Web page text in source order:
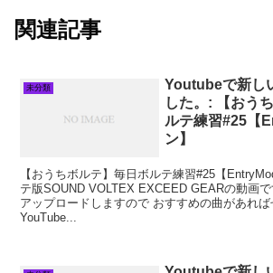
関連記事
未分類
Youtubeで新し
した。: 【おう
ルテ練習#25【
ン】
【おうちボルテ】毎日ボルテ練習#25【
テ版SOUND VOLTEX EXCEED GEARの動画
アップロードしますので おすすめの曲があれば
YouTube...